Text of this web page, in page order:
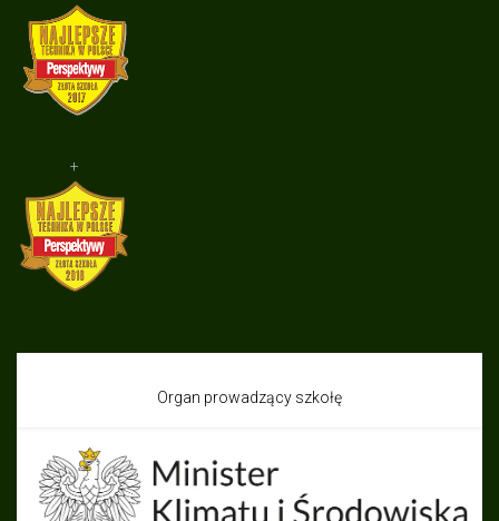
+
Organ prowadzący szkołę